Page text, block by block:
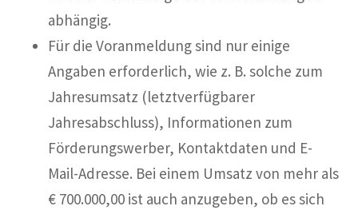
abhängig.
Für die Voranmeldung sind nur einige
Angaben erforderlich, wie z. B. solche zum
Jahresumsatz (letztverfügbarer
Jahresabschluss), Informationen zum
Förderungswerber, Kontaktdaten und E-
Mail-Adresse. Bei einem Umsatz von mehr als
€ 700.000,00 ist auch anzugeben, ob es sich